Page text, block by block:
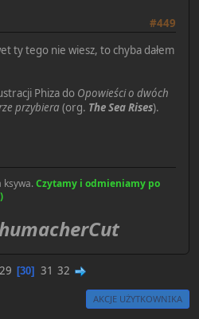
#449
ty tego nie wiesz, to chyba dałem
Phiza do Opowieści o dwóch
przybiera(org. The Sea Rises).
ksywa.Czytamy i odmieniamy po
29 30 31 32
AKCJE UŻYTKOWNIKA